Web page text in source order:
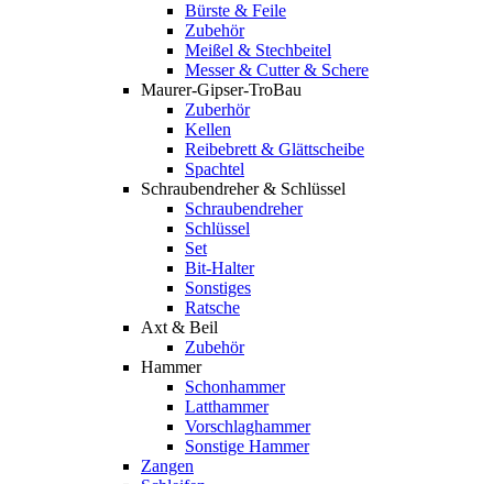
Bürste & Feile
Zubehör
Meißel & Stechbeitel
Messer & Cutter & Schere
Maurer-Gipser-TroBau
Zuberhör
Kellen
Reibebrett & Glättscheibe
Spachtel
Schraubendreher & Schlüssel
Schraubendreher
Schlüssel
Set
Bit-Halter
Sonstiges
Ratsche
Axt & Beil
Zubehör
Hammer
Schonhammer
Latthammer
Vorschlaghammer
Sonstige Hammer
Zangen